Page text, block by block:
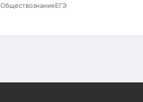
ОбществознаниеЕГЭ